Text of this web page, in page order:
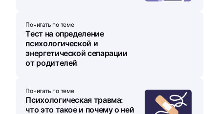
Почитать по теме
Тест на определение
психологической и
энергетической сепарации
от родителей
Почитать по теме
Психологическая травма:
что это такое и почему о ней